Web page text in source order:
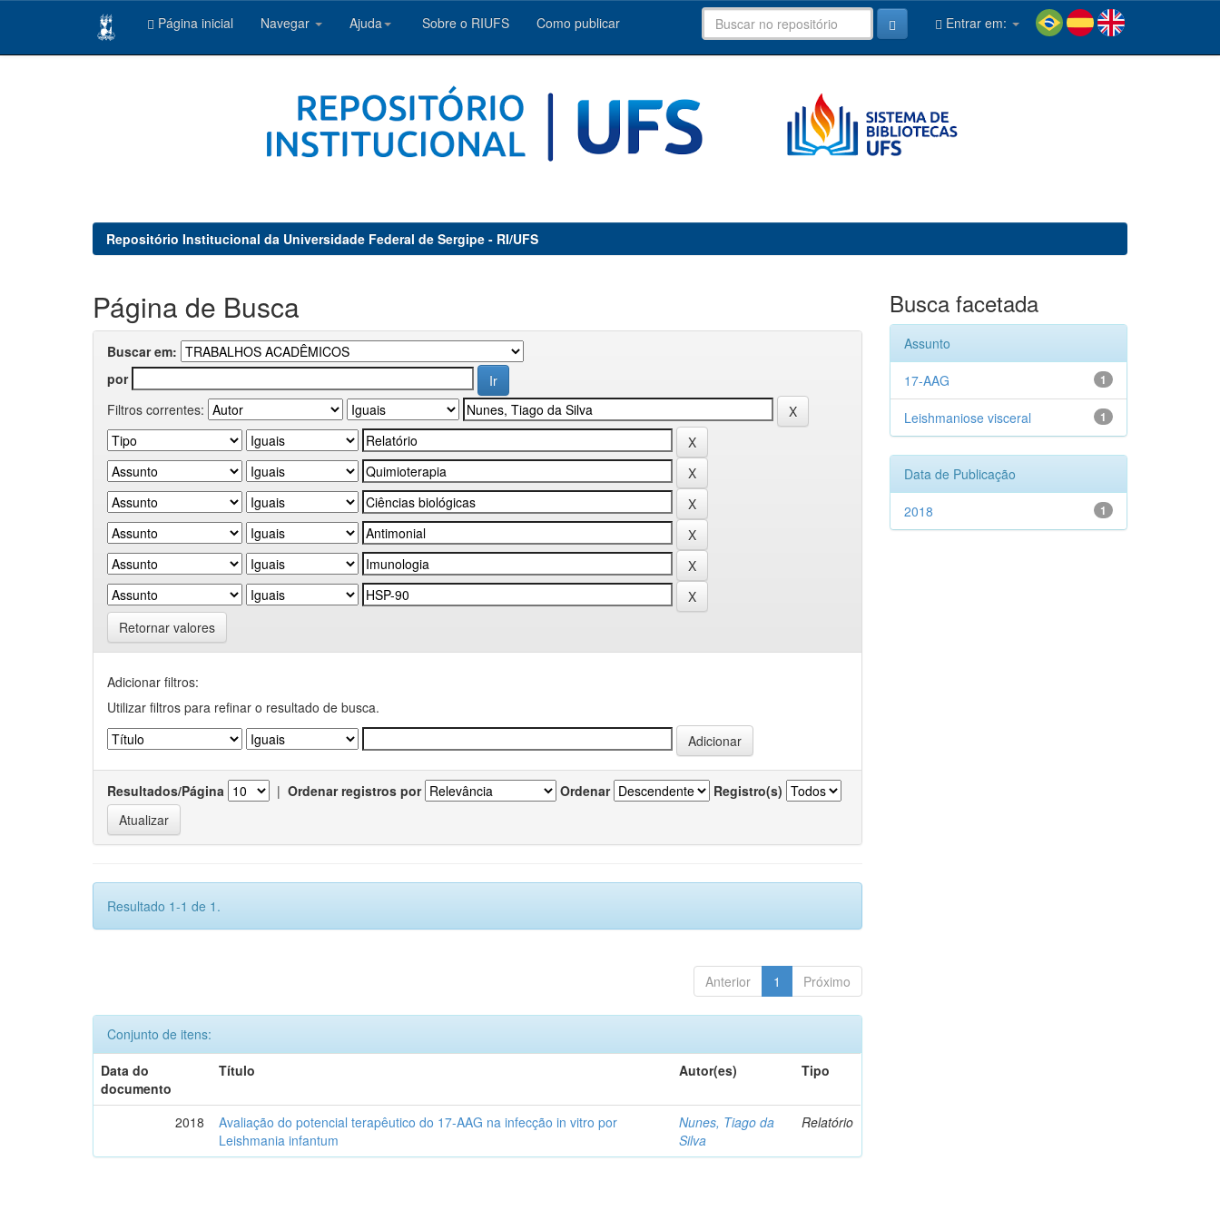
Página inicial Navegar Ajuda Sobre o RIUFS Como publicar Entrar em:
Repositório Institucional da Universidade Federal de Sergipe - RI/UFS
Página de Busca
Buscar em:
por
Filtros correntes:
Retornar valores
Adicionar filtros:
Utilizar filtros para refinar o resultado de busca.
Resultados/Página | Ordenar registros por Ordenar Registro(s)
Resultado 1-1 de 1.
Anterior 1 Próximo
Conjunto de itens:
Data do
documento
Título Autor(es) Tipo
2018
Avaliação do potencial terapêutico do 17-AAG na infecção in vitro por
Leishmania infantum
Nunes, Tiago da
Silva
Relatório
Busca facetada
Assunto
1
17-AAG
1
Leishmaniose visceral
Data de Publicação
1
2018